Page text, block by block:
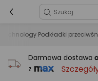
Podkładki
Darmowa dostawa
z